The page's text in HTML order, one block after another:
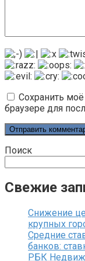
Сохранить
браузере для
Поиск
Свежие
Снижение
крупных
Средние
банков:
РБК